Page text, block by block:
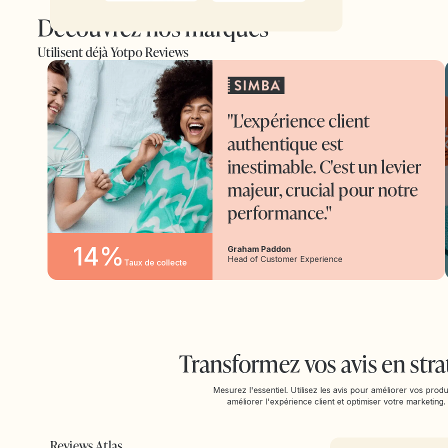
Découvrez nos marques
Utilisent déjà Yotpo Reviews
14% Taux de collecte
"L'expérience client
authentique est
inestimable. C'est un levier
majeur, crucial pour notre
performance."
Graham Paddon
Head of Customer Experience
Transformez vos avis en
Mesurez l'essentiel. Utilisez les avis pour améliorer vos
améliorer l'expérience client et optimiser votre marketing.